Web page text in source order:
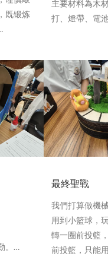
既锻炼
主要材料為木
打、燈帶、電
。…
最終聖戰
我們打算做機
用到小籃球，
轉一圈前投籃
前投籃，只能
Facebook
TwitterWhatsApp